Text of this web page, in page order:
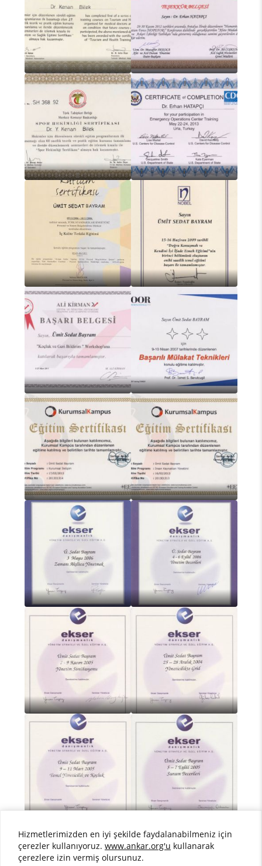
Hizmetlerimizden en iyi şekilde faydalanabilmeniz için
çerezler kullanıyoruz. www.ankar.org'u kullanarak
çerezlere izin vermiş olursunuz.